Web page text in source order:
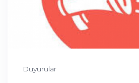
Duyurular